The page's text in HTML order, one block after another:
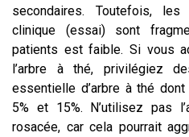
secondaires. Toutefois,
clinique (essai) sont
patients est faible. Si vous
l’arbre à thé, privilégiez
essentielle d’arbre à thé
5% et 15%. N’utilisez pas
rosacée, car cela pourrait